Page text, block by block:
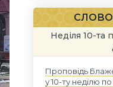
СЛОВО
Неділя 10-та
Проповідь
у 10-ту неділю